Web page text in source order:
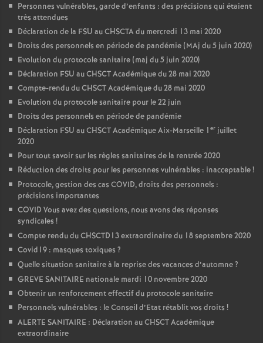
Personnes vulnérables, garde d’enfants : des précisions qui étaient
très attendues
Déclaration de la FSU au CHSCTA du mercredi 13 mai 2020
Droits des personnels en période de pandémie (MAj du 5 juin 2020)
Evolution du protocole sanitaire (maj du 5 juin 2020)
Déclaration FSU au CHSCT Académique du 28 mai 2020
Compte-rendu du CHSCT Académique du 28 mai 2020
Evolution du protocole sanitaire pour le 22 juin
Droits des personnels en période de pandémie
Déclaration FSU au CHSCT Académique Aix-Marseille 1 er juillet
2020
Pour tout savoir sur les règles sanitaires de la rentrée 2020
Réduction des droits pour les personnes vulnérables : inacceptable!
Protocole, gestion des cas COVID, droits des personnels :
précisions importantes
COVID Vous avez des questions, nous avons des réponses
syndicales !
Compte rendu du CHSCTD13 extraordinaire du 18 septembre 2020
Covid19 : masques toxiques ?
Quelle situation sanitaire à la reprise des vacances d’automne?
GREVE SANITAIRE nationale mardi 10 novembre 2020
Obtenir un renforcement effectif du protocole sanitaire
Personnels vulnérables : le Conseil d’Etat rétablit vos droits !
ALERTE SANITAIRE : Déclaration au CHSCT Académique
extraordinaire